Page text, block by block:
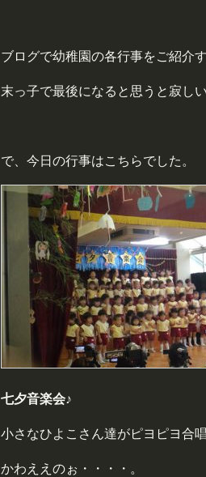
ブログで幼稚園の各行事をご紹介
末っ子で最後になると思うと寂し
で、今日の行事はこちらでした。
七夕音楽会♪
小さなひよこさん達がピヨピヨ合
かわええのぉ・・・・。